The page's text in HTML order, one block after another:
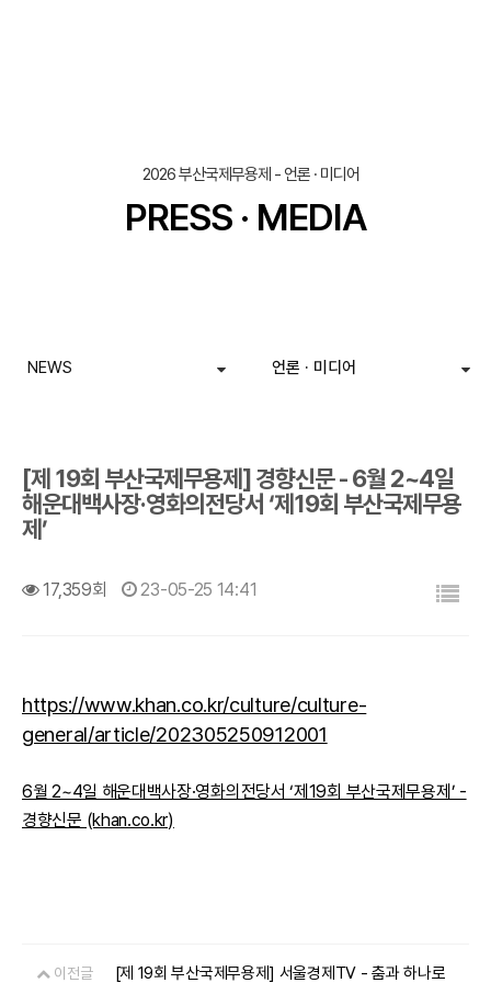
2026 부산국제무용제 - 언론 · 미디어
PRESS · MEDIA
NEWS 언론 · 미디어
[제 19회 부산국제무용제] 경향신문 - 6월 2~4일
해운대백사장·영화의전당서 ‘제19회 부산국제무용
제’
17,359회 23-05-25 14:41
https://www.khan.co.kr/culture/culture-
general/article/202305250912001
6월 2~4일 해운대백사장·영화의전당서 ‘제19회 부산국제무용제’ -
경향신문 (khan.co.kr)
이전글 [제 19회 부산국제무용제] 서울경제TV - 춤과 하나로